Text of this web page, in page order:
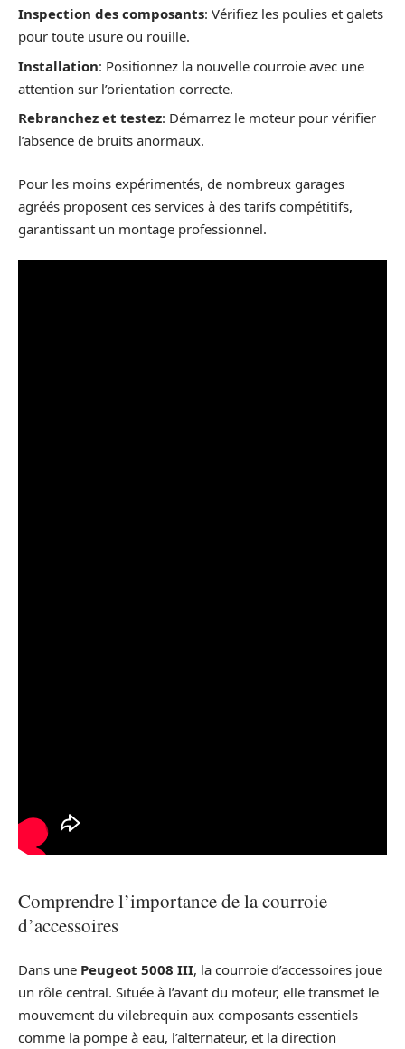
Inspection des composants: Vérifiez les poulies et galets
pour toute usure ou rouille.
Installation: Positionnez la nouvelle courroie avec une
attention sur l’orientation correcte.
Rebranchez et testez: Démarrez le moteur pour vérifier
l’absence de bruits anormaux.
Pour les moins expérimentés, de nombreux garages
agréés proposent ces services à des tarifs compétitifs,
garantissant un montage professionnel.
Comprendre l’importance de la courroie
d’accessoires
Dans une Peugeot 5008 III, la courroie d’accessoires joue
un rôle central. Située à l’avant du moteur, elle transmet le
mouvement du vilebrequin aux composants essentiels
comme la pompe à eau, l’alternateur, et la direction